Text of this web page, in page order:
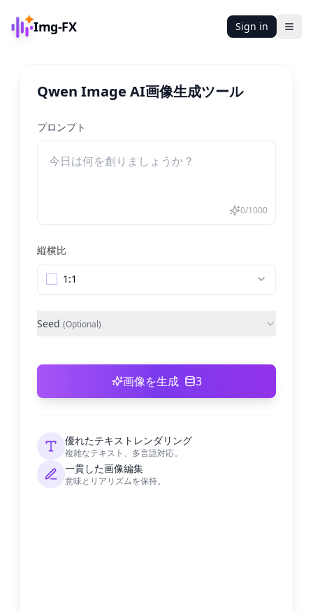
Img-FX Sign in
Qwen Image AI画像生成ツール
プロンプト
0/1000
縦横比
1:1
Seed (Optional)
画像を生成 3
優れたテキストレンダリング
複雑なテキスト、多言語対応。
一貫した画像編集
意味とリアリズムを保持。